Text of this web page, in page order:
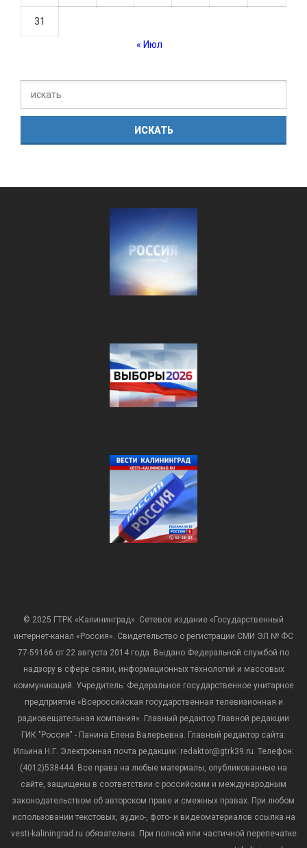
31
« Июл
© 2025 ГТРК «Калининград». Сетевое издание «Государственный
интернет-канал «Россия». Свидетельство о регистрации СМИ ЭЛ № ФС
77-59166 от 22 августа 2014 года. Выдано Федеральной службой по
надзору в сфере связи, информационных технологий и массовых
коммуникаций. Учредитель: Федеральное государственное унитарное
предприятие «Всероссийская государственная телевизионная и
радиовещательная компания». Главный редактор Главной редакции
ГИК "Россия" - Панина Елена Валерьевна. Главный редактор сайта:
Ильина Н.Г. Электронная почта редакции: redaktor@gtrk39.ru. Телефон:
(4012)538444. Все права на любые материалы, опубликованные на
сайте, защищены в соответствии с российским и международным
законодательством об авторском праве и смежных правах. При любом
использовании текстовых, аудио-, фото- и видеоматериалов ссылка на
vesti-kaliningrad.ru обязательна. При полной или частичной перепечатке